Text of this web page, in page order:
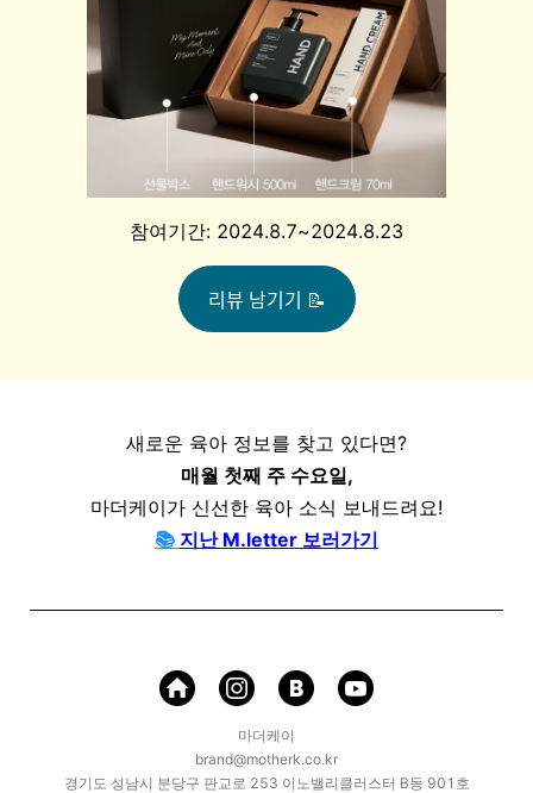
참여기간: 2024.8.7~2024.8.23
리뷰 남기기 📝
새로운 육아 정보를 찾고 있다면?
매월 첫째 주 수요일,
마더케이가 신선한 육아 소식 보내드려요!
📚 지난 M.letter 보러가기
마더케이
brand@motherk.co.kr
경기도 성남시 분당구 판교로 253 이노밸리클러스터 B동 901호